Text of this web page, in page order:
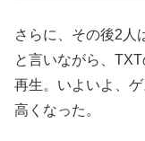
さらに、その後2人
と言いながら、
再生。いよいよ、
高くなった。